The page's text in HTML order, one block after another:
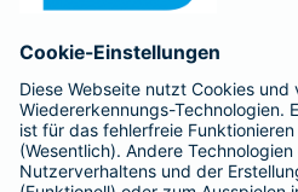
Barmenia ist Teil der
BELIEBTE
Kranken-